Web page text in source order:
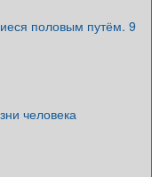
половым путём. 9
человека